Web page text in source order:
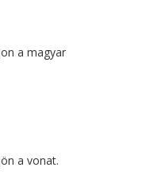
a magyar
a vonat.